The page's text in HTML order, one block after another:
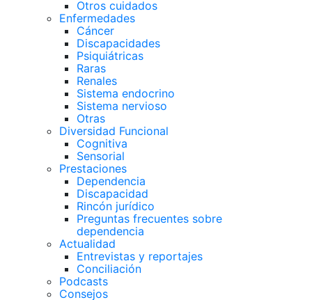
Otros cuidados
Enfermedades
Cáncer
Discapacidades
Psiquiátricas
Raras
Renales
Sistema endocrino
Sistema nervioso
Otras
Diversidad Funcional
Cognitiva
Sensorial
Prestaciones
Dependencia
Discapacidad
Rincón jurídico
Preguntas frecuentes sobre
dependencia
Actualidad
Entrevistas y reportajes
Conciliación
Podcasts
Consejos